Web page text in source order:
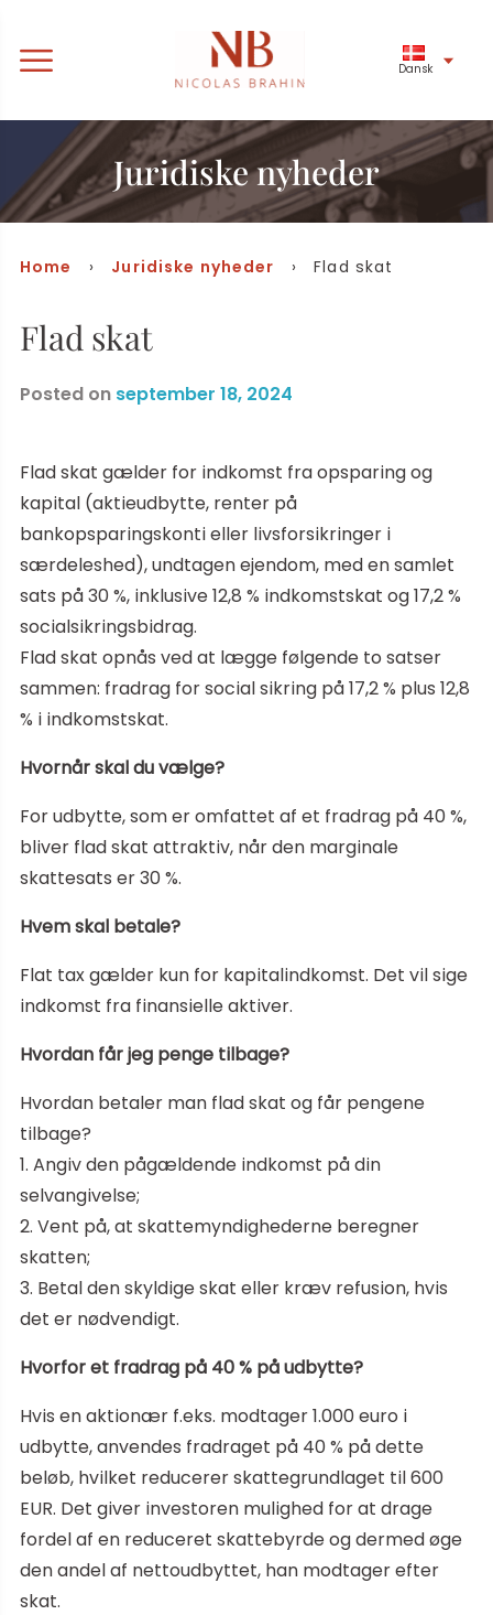
Dansk
Juridiske nyheder
Home › Juridiske nyheder › Flad skat
Flad skat
Posted on september 18, 2024
Flad skat gælder for indkomst fra opsparing og
kapital (aktieudbytte, renter på
bankopsparingskonti eller livsforsikringer i
særdeleshed), undtagen ejendom, med en samlet
sats på 30 %, inklusive 12,8 % indkomstskat og 17,2 %
socialsikringsbidrag.
Flad skat opnås ved at lægge følgende to satser
sammen: fradrag for social sikring på 17,2 % plus 12,8
% i indkomstskat.
Hvornår skal du vælge?
For udbytte, som er omfattet af et fradrag på 40 %,
bliver flad skat attraktiv, når den marginale
skattesats er 30 %.
Hvem skal betale?
Flat tax gælder kun for kapitalindkomst. Det vil sige
indkomst fra finansielle aktiver.
Hvordan får jeg penge tilbage?
Hvordan betaler man flad skat og får pengene
tilbage?
1. Angiv den pågældende indkomst på din
selvangivelse;
2. Vent på, at skattemyndighederne beregner
skatten;
3. Betal den skyldige skat eller kræv refusion, hvis
det er nødvendigt.
Hvorfor et fradrag på 40 % på udbytte?
Hvis en aktionær f.eks. modtager 1.000 euro i
udbytte, anvendes fradraget på 40 % på dette
beløb, hvilket reducerer skattegrundlaget til 600
EUR. Det giver investoren mulighed for at drage
fordel af en reduceret skattebyrde og dermed øge
den andel af nettoudbyttet, han modtager efter
skat.